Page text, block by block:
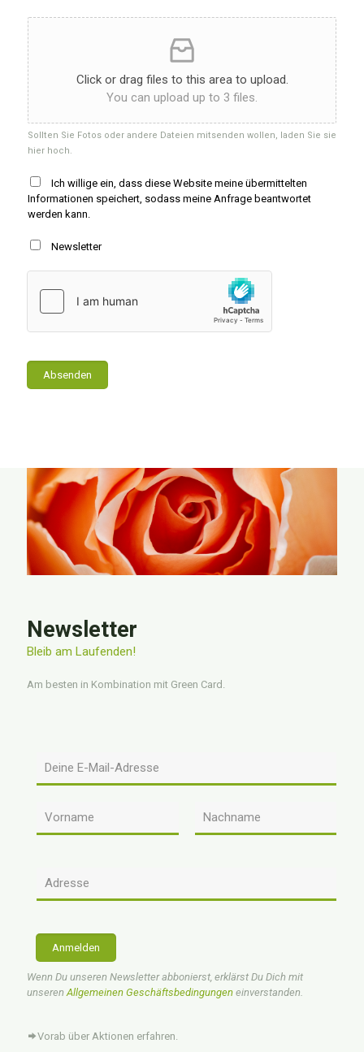
Click or drag files to this area to upload.
You can upload up to 3 files.
Sollten Sie Fotos oder andere Dateien mitsenden wollen, laden Sie sie
hier hoch.
Ich willige ein, dass diese Website meine übermittelten
Informationen speichert, sodass meine Anfrage beantwortet
werden kann.
Newsletter
Absenden
Newsletter
Bleib am Laufenden!
Am besten in Kombination mit Green Card.
Anmelden
Wenn Du unseren Newsletter abbonierst, erklärst Du Dich mit
unseren Allgemeinen Geschäftsbedingungen einverstanden.
Vorab über Aktionen erfahren.